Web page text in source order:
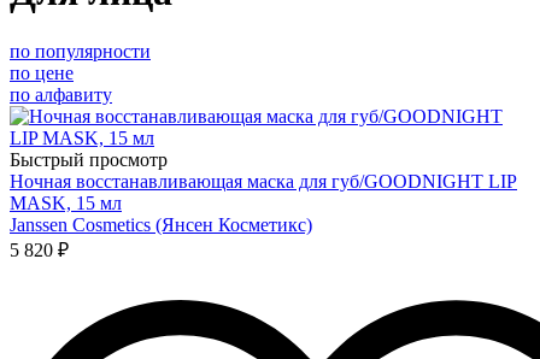
по популярности
по цене
по алфавиту
Быстрый просмотр
Ночная восстанавливающая маска для губ/GOODNIGHT LIP
MASK, 15 мл
Janssen Cosmetics (Янсен Косметикс)
5 820 ₽